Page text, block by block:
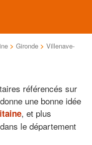
> Gironde > Villenave-
référencés sur
une bonne idée
, et plus
le département